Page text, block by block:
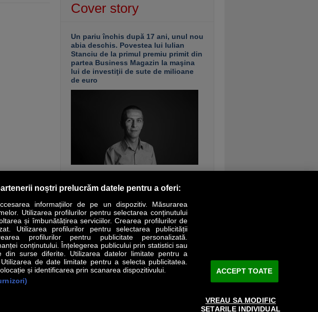
Cover story
Un pariu închis după 17 ani, unul nou
abia deschis. Povestea lui Iulian
Stanciu de la primul premiu primit din
partea Business Magazin la maşina
lui de investiţii de sute de milioane
de euro
vezi continuarea
MEET THE CEO LIFESTYLE SPECIAL OPINII
Servicii Revista Business Magazin
noștri prelucrăm datele pentru a oferi:
informațiilor de pe un dispozitiv. Măsurarea
Utilizarea profilurilor pentru selectarea conținutului
și îmbunătățirea serviciilor. Crearea profilurilor de
Utilizarea profilurilor pentru selectarea publicității
profilurilor pentru publicitate personalizată.
conținutului. Înțelegerea publicului prin statistici sau
din surse diferite. Utilizarea datelor limitate pentru a
de date limitate pentru a selecta publicitatea.
și identificarea prin scanarea dispozitivului.
ACCEPT TOATE
VREAU SA MODIFIC
SETARILE INDIVIDUAL